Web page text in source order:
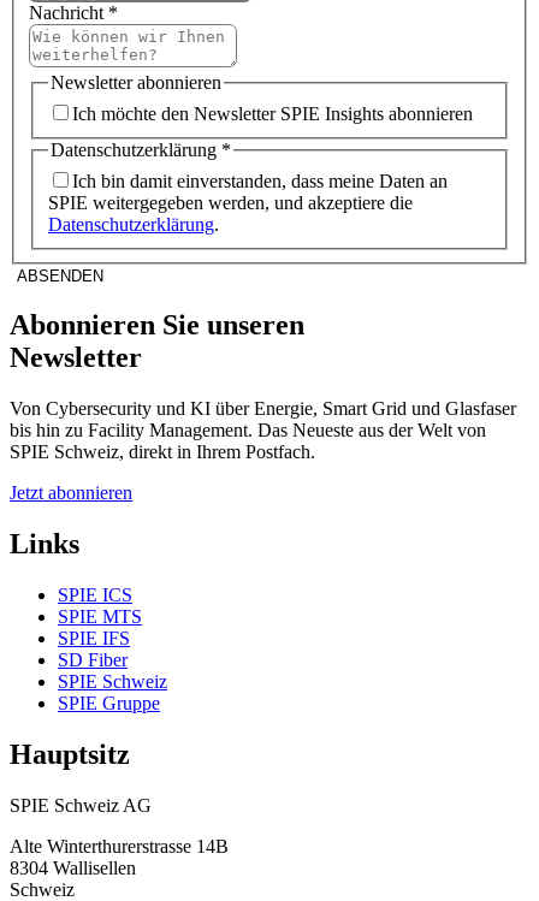
Nachricht *
Newsletter abonnieren
Ich möchte den Newsletter SPIE Insights abonnieren
Datenschutzerklärung *
Ich bin damit einverstanden, dass meine Daten an
SPIE weitergegeben werden, und akzeptiere die
Datenschutzerklärung.
ABSENDEN
Abonnieren Sie unseren
Newsletter
Von Cybersecurity und KI über Energie, Smart Grid und Glasfaser
bis hin zu Facility Management. Das Neueste aus der Welt von
SPIE Schweiz, direkt in Ihrem Postfach.
Jetzt abonnieren
Links
SPIE ICS
SPIE MTS
SPIE IFS
SD Fiber
SPIE Schweiz
SPIE Gruppe
Hauptsitz
SPIE Schweiz AG
Alte Winterthurerstrasse 14B
8304 Wallisellen
Schweiz